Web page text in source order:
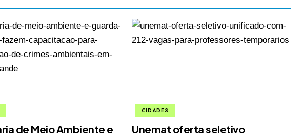
de Meio Ambiente e
CIDADES
Unemat oferta seletivo